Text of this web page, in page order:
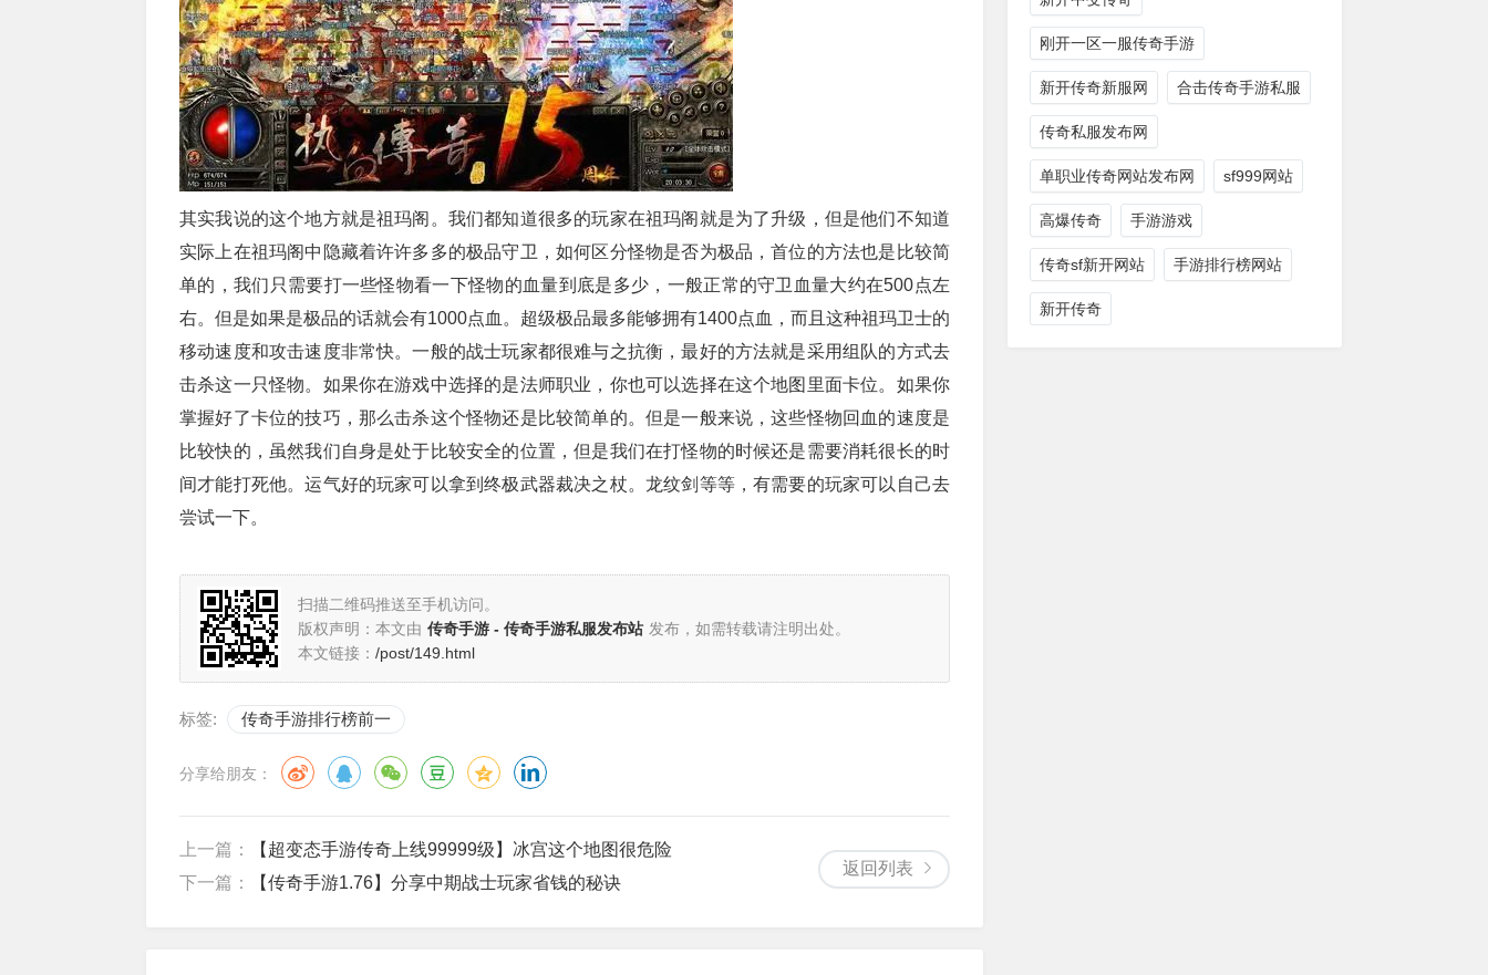
其实我说的这个地方就是祖玛阁。我们都知道很多的玩家在祖玛阁就是为了升级，但是他们不知道
实际上在祖玛阁中隐藏着许许多多的极品守卫，如何区分怪物是否为极品，首位的方法也是比较简
单的，我们只需要打一些怪物看一下怪物的血量到底是多少，一般正常的守卫血量大约在500点左
右。但是如果是极品的话就会有1000点血。超级极品最多能够拥有1400点血，而且这种祖玛卫士的
移动速度和攻击速度非常快。一般的战士玩家都很难与之抗衡，最好的方法就是采用组队的方式去
击杀这一只怪物。如果你在游戏中选择的是法师职业，你也可以选择在这个地图里面卡位。如果你
掌握好了卡位的技巧，那么击杀这个怪物还是比较简单的。但是一般来说，这些怪物回血的速度是
比较快的，虽然我们自身是处于比较安全的位置，但是我们在打怪物的时候还是需要消耗很长的时
间才能打死他。运气好的玩家可以拿到终极武器裁决之杖。龙纹剑等等，有需要的玩家可以自己去
尝试一下。
扫描二维码推送至手机访问。
版权声明：本文由 传奇手游 - 传奇手游私服发布站 发布，如需转载请注明出处。
本文链接： /post/149.html
标签: 传奇手游排行榜前一
分享给朋友：
返回列表
上一篇：
【超变态手游传奇上线99999级】冰宫这个地图很危险
下一篇：
【传奇手游1.76】分享中期战士玩家省钱的秘诀
刚开一区一服传奇手游
新开传奇新服网 合击传奇手游私服
传奇私服发布网
单职业传奇网站发布网 sf999网站
高爆传奇 手游游戏
传奇sf新开网站 手游排行榜网站
新开传奇